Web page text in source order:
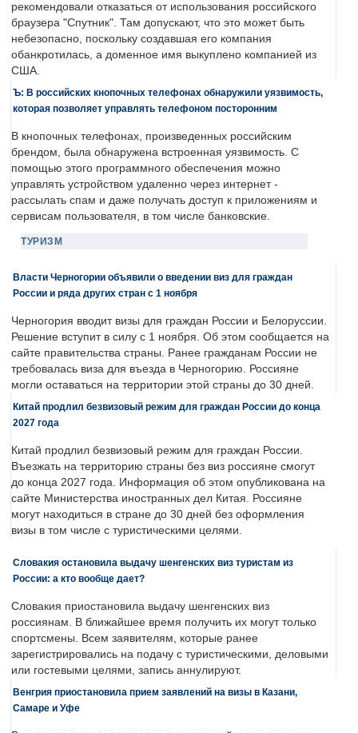
рекомендовали отказаться от использования российского
браузера "Спутник". Там допускают, что это может быть
небезопасно, поскольку создавшая его компания
обанкротилась, а доменное имя выкуплено компанией из
США.
Ъ: В российских кнопочных телефонах обнаружили уязвимость,
которая позволяет управлять телефоном посторонним
В кнопочных телефонах, произведенных российским
брендом, была обнаружена встроенная уязвимость. С
помощью этого программного обеспечения можно
управлять устройством удаленно через интернет -
рассылать спам и даже получать доступ к приложениям и
сервисам пользователя, в том числе банковские.
ТУРИЗМ
Власти Черногории объявили о введении виз для граждан
России и ряда других стран с 1 ноября
Черногория вводит визы для граждан России и Белоруссии.
Решение вступит в силу с 1 ноября. Об этом сообщается на
сайте правительства страны. Ранее гражданам России не
требовалась виза для въезда в Черногорию. Россияне
могли оставаться на территории этой страны до 30 дней.
Китай продлил безвизовый режим для граждан России до конца
2027 года
Китай продлил безвизовый режим для граждан России.
Въезжать на территорию страны без виз россияне смогут
до конца 2027 года. Информация об этом опубликована на
сайте Министерства иностранных дел Китая. Россияне
могут находиться в стране до 30 дней без оформления
визы в том числе с туристическими целями.
Словакия остановила выдачу шенгенских виз туристам из
России: а кто вообще дает?
Словакия приостановила выдачу шенгенских виз
россиянам. В ближайшее время получить их могут только
спортсмены. Всем заявителям, которые ранее
зарегистрировались на подачу с туристическими, деловыми
или гостевыми целями, запись аннулируют.
Венгрия приостановила прием заявлений на визы в Казани,
Самаре и Уфе